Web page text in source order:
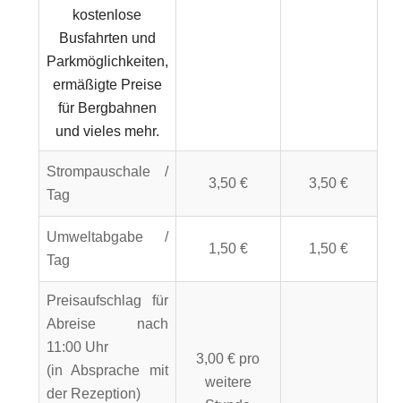
kostenlose
Busfahrten und
Parkmöglichkeiten,
ermäßigte Preise
für Bergbahnen
und vieles mehr.
Strompauschale /
Tag
3,50 € 3,50 €
Umweltabgabe /
Tag
1,50 € 1,50 €
Preisaufschlag für
Abreise nach
11:00 Uhr
(in Absprache mit
der Rezeption)
3,00 € pro
weitere